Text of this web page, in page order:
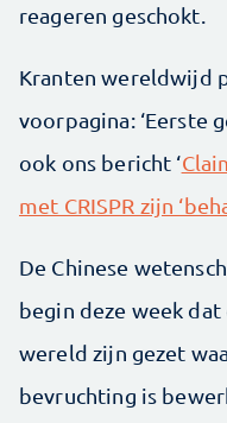
reageren geschokt.
Kranten wereldwijd
voorpagina: ‘Eerste
ook ons bericht ‘
met CRISPR zijn
De Chinese
begin deze week dat
wereld zijn gezet
bevruchting is